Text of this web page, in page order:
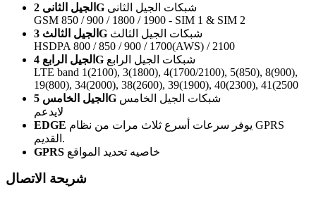
الجيل الثانى 2G شبكات الجيل الثانى
GSM 850 / 900 / 1800 / 1900 - SIM 1 & SIM 2
الجيل الثالث 3G شبكات الجيل الثالث
HSDPA 800 / 850 / 900 / 1700(AWS) / 2100
الجيل الرابع 4G شبكات الجيل الرابع
LTE band 1(2100), 3(1800), 4(1700/2100), 5(850), 8(900),
19(800), 34(2000), 38(2600), 39(1900), 40(2300), 41(2500
الجيل الخامس 5G شبكات الجيل الخامس
لايدعم
EDGE يوفر سرعات أسرع ثلاث مرات من نظام GPRS
القديم.
GPRS خاصيه تحديد المواقع
شريحة الاتصال